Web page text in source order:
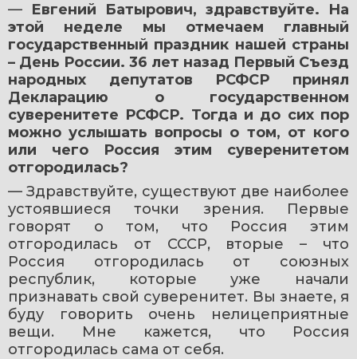
— Евгений Батырович, здравствуйте. На
этой неделе мы отмечаем главный
государственный праздник нашей страны
– День России. 36 лет назад Первый Съезд
народных депутатов РСФСР принял
Декларацию о государственном
суверенитете РСФСР. Тогда и до сих пор
можно услышать вопросы о том, от кого
или чего Россия этим суверенитетом
отгородилась?
— Здравствуйте, существуют две наиболее
устоявшиеся точки зрения. Первые
говорят о том, что Россия этим
отгородилась от СССР, вторые – что
Россия отгородилась от союзных
республик, которые уже начали
признавать свой суверенитет. Вы знаете, я
буду говорить очень нелицеприятные
вещи. Мне кажется, что Россия
отгородилась сама от себя.